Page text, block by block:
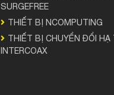
SURGEFREE
THIẾT BỊ NCOMPUTING
THIẾT BỊ CHUYỂN ĐỔI HẠ
INTERCOAX